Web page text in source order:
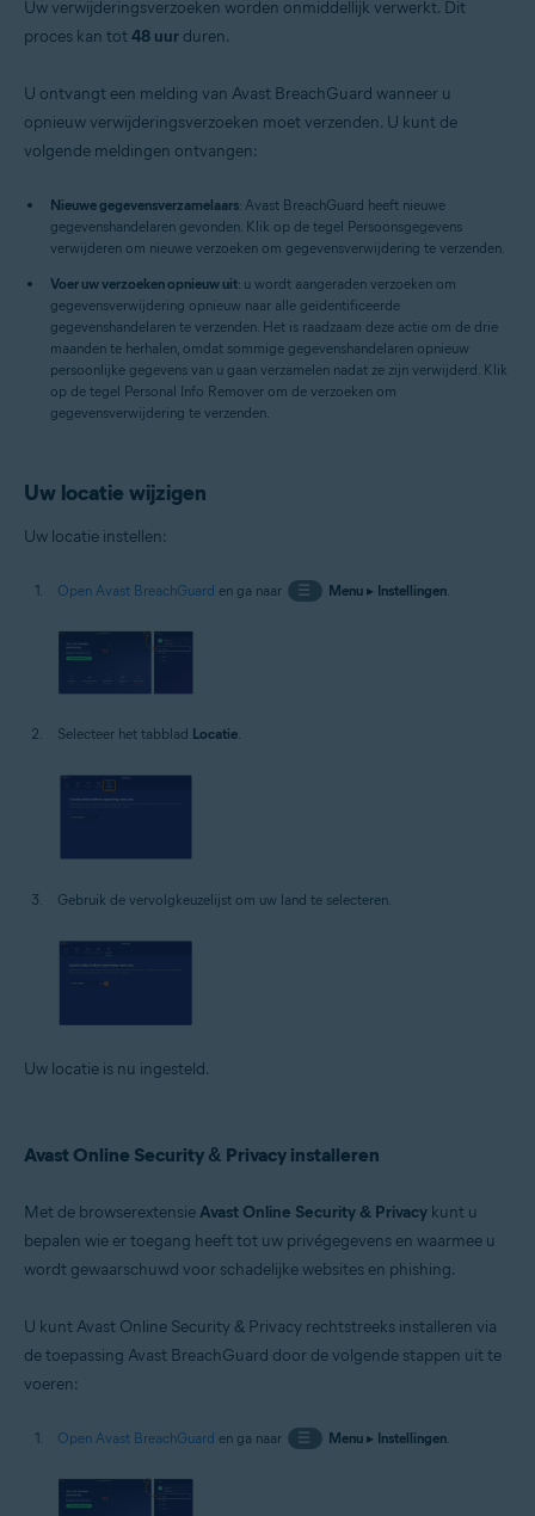
Uw verwijderingsverzoeken worden onmiddellijk verwerkt. Dit
proces kan tot48 uur duren.
U ontvangt een melding van Avast BreachGuard wanneer u
opnieuw verwijderingsverzoeken moet verzenden. U kunt de
volgende meldingen ontvangen:
Nieuwe gegevensverzamelaars: Avast BreachGuard heeft nieuwe
gegevenshandelaren gevonden. Klik op de tegel Persoonsgegevens
verwijderen om nieuwe verzoeken om gegevensverwijdering te verzenden.
Voer uw verzoeken opnieuw uit: u wordt aangeraden verzoeken om
gegevensverwijdering opnieuw naar alle geïdentificeerde
gegevenshandelaren te verzenden. Het is raadzaam deze actie om de drie
maanden te herhalen, omdat sommige gegevenshandelaren opnieuw
persoonlijke gegevens van u gaan verzamelen nadat ze zijn verwijderd. Klik
op de tegel Personal Info Remover om de verzoeken om
gegevensverwijdering te verzenden.
Uw locatie wijzigen
Uw locatie instellen:
Open Avast BreachGuard en ga naar ☰ Menu▸ Instellingen.
Selecteer het tabblad Locatie
Gebruik de vervolgkeuzelijst om uw land te selecteren.
Uw locatie is nu ingesteld.
Avast Online Security & Privacy installeren
Met de browserextensieAvast Online Security & Privacy kunt u
bepalen wie er toegang heeft tot uw privégegevens en waarmee u
wordt gewaarschuwd voor schadelijke websites en phishing.
U kunt Avast Online Security & Privacy rechtstreeks installeren via
de toepassing Avast BreachGuard door de volgende stappen uit te
voeren:
Open Avast BreachGuard en ga naar ☰ Menu▸ Instellingen.